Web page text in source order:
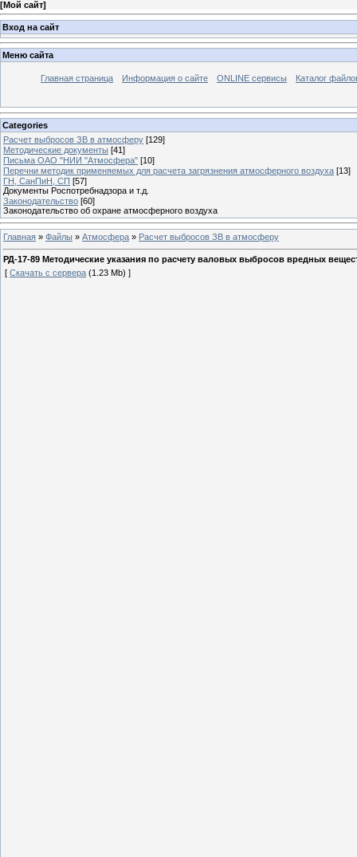
[Мой сайт]
Вход на сайт
Меню сайта
Главная страница Информация о сайте ONLINE сервисы Каталог
Categories
Расчет выбросов ЗВ в атмосферу [129]
Методические документы [41]
Письма ОАО "НИИ "Атмосфера" [10]
Перечни методик применяемых для расчета загрязнения атмосферного воздуха [13]
ГН, СанПиН, СП [57]
Документы Роспотребнадзора и т.д.
Законодательство [60]
Законодательство об охране атмосферного воздуха
Главная » Файлы » Атмосфера » Расчет выбросов ЗВ в атмосферу
РД-17-89 Методические указания по расчету валовых выбросов вредных
[ Скачать с сервера (1.23 Mb) ]